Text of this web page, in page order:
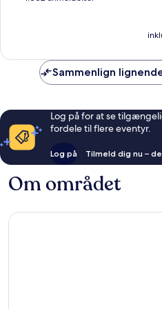
anmeldelser
Sammenlign
Log på for at se
fordele til flere eventyr.
Log på Tilmeld dig nu –
Om området